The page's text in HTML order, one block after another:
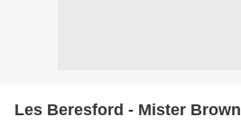
Les Beresford - Mister Brown